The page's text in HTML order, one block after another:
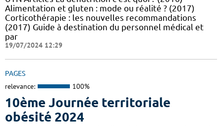
Alimentation et gluten : mode ou réalité ? (2017)
Corticothérapie : les nouvelles recommandations
(2017) Guide à destination du personnel médical et
par
19/07/2024 12:29
PAGES
relevance: 100%
10ème Journée territoriale
obésité 2024